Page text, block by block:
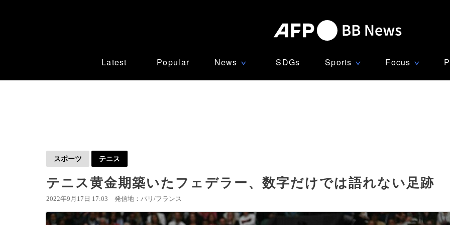
Latest Popular News ∨ SDGs Sports ∨ Focus ∨
スポーツ テニス
テニス黄金期築いたフェデラー、数字だけでは語れない足跡
2022年9月17日 17:03 発信地：パリ/フランス